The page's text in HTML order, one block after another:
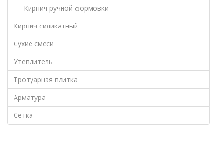
- Кирпич ручной формовки
Кирпич силикатный
Сухие смеси
Утеплитель
Тротуарная плитка
Арматура
Сетка